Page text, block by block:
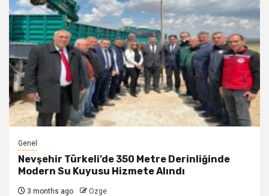
Genel
Nevşehir Türkeli’de 350 Metre Derinliğinde
Modern Su Kuyusu Hizmete Alındı
3 months ago Ozge